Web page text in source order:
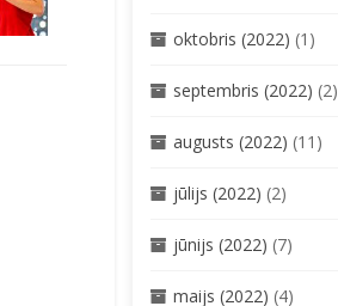
oktobris (2022) (1)
septembris (2022) (2)
augusts (2022) (11)
jūlijs (2022) (2)
jūnijs (2022) (7)
maijs (2022) (4)